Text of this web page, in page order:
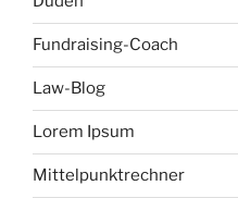
Fundraising-Coach
Law-Blog
Lorem Ipsum
Mittelpunktrechner